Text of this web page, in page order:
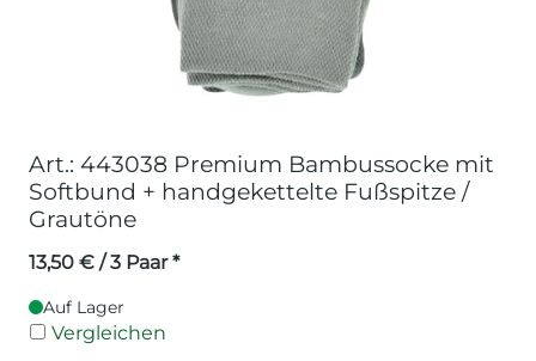
Art.: 443038 Premium Bambussocke mit
Softbund + handgekettelte Fußspitze /
Grautöne
13,50 € / 3 Paar *
Auf Lager
Vergleichen